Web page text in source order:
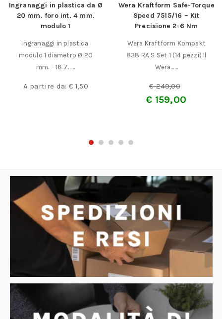
Ingranaggi in plastica da Ø
20 mm. foro int. 4 mm.
modulo 1
Ingranaggi in plastica
modulo 1 diametro Ø 20
mm. – 18 Z……
A partire da: € 1,50
Wera Kraftform Safe-Torque
Speed 7515/16 – Kit
Precisione 2-6 Nm
Wera Kraftform Kompakt
838 RA S Set 1 (14 pezzi) Il
Wera……
€249,00
€ 159,00